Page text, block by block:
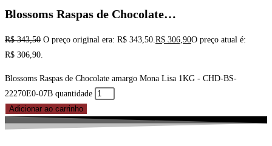
Blossoms Raspas de Chocolate…
R$343,50 O preço original era: R$ 343,50.R$ 306,90O preço atual é:
R$ 306,90.
Blossoms Raspas de Chocolate amargo Mona Lisa 1KG - CHD-BS-
22270E0-07B quantidade
Adicionar ao carrinho